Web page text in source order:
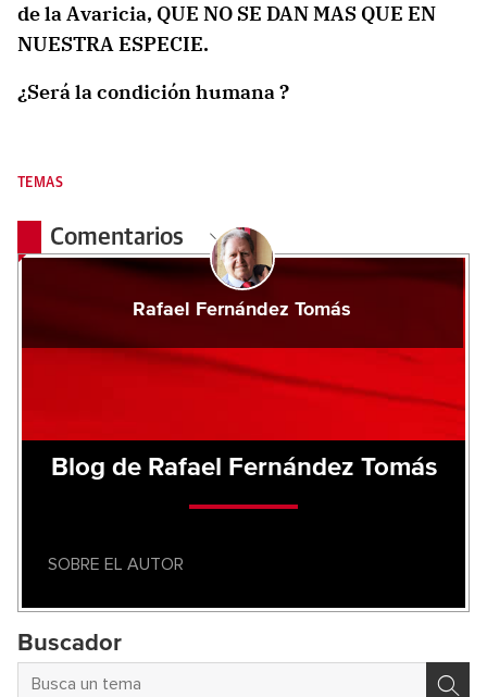
de la Avaricia, QUE NO SE DAN MAS QUE EN
NUESTRA ESPECIE.
¿Será la condición humana ?
TEMAS
Comentarios
Rafael Fernández Tomás
Blog de Rafael Fernández Tomás
SOBRE EL AUTOR
Buscador